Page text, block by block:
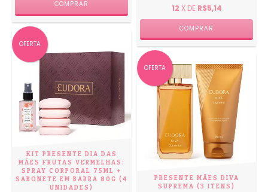
12 X DE R$5,14
OFERTA
KIT PRESENTE DIA DAS
MÃES FRUTAS VERMELHAS:
SPRAY CORPORAL 75ML +
SABONETE EM BARRA 80G (4
UNIDADES)
OFERTA
PRESENTE MÃES DIVA
SUPREMA (3 ITENS)